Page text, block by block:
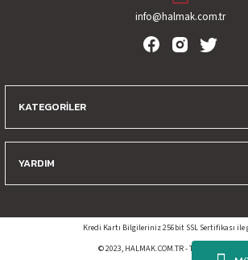
info@halmak.com.tr
KATEGORİLER
YARDIM
Kredi Kartı Bilgileriniz 256bit SSL Sertifikası ile
© 2023, HALMAK.COM.TR - Tüm Hakları